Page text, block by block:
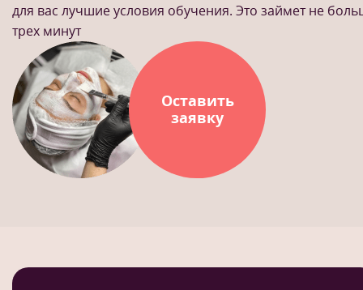
для вас лучшие условия обучения. Это займет не
трех минут
Оставить
заявку